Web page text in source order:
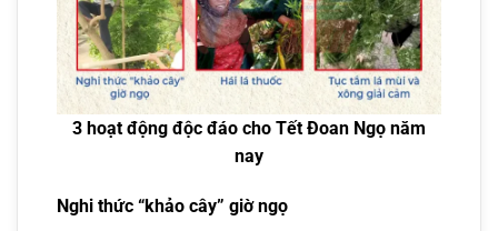
3 hoạt động độc đáo cho Tết Đoan Ngọ năm
nay
Nghi thức “khảo cây” giờ ngọ